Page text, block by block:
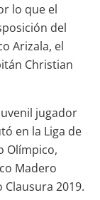
lo que el
del
Arizala, el
Christian
jugador
en la Liga de
Olímpico,
Madero
2019.